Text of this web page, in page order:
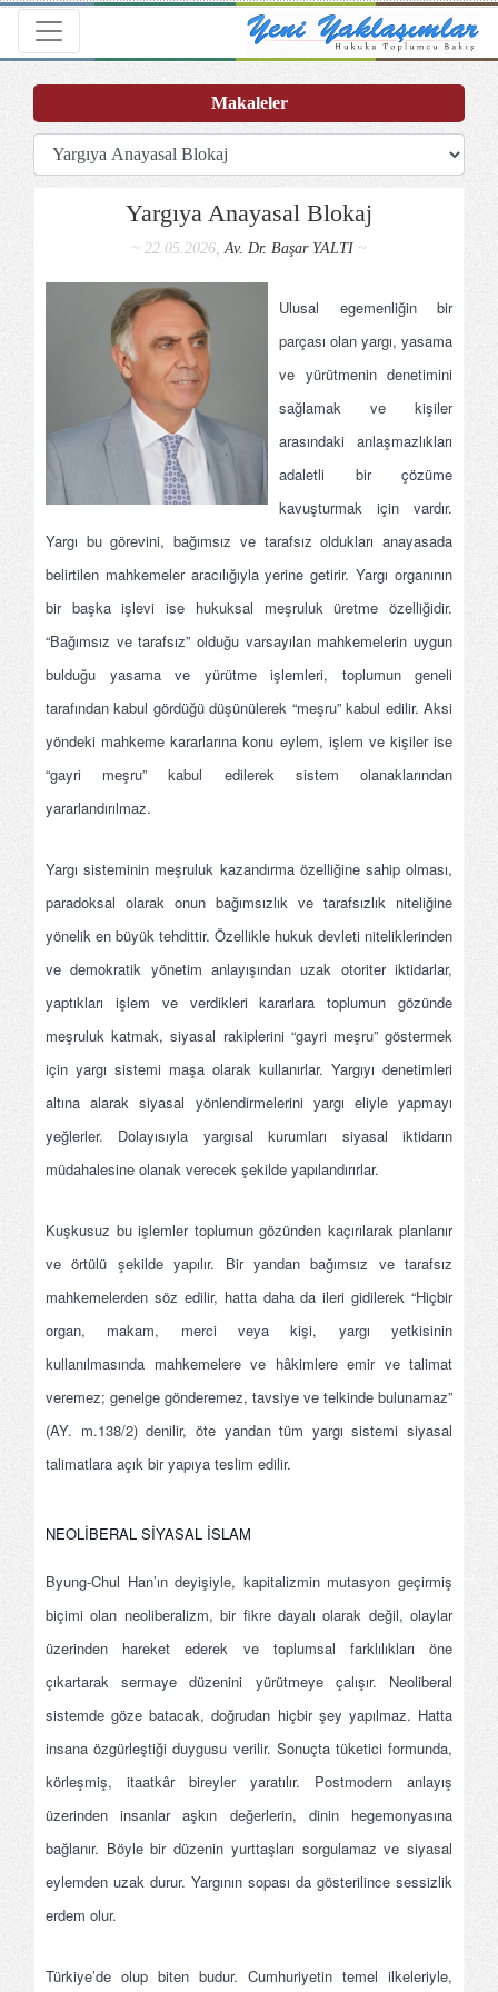
Toggle navigation
Yargıya Anayasal Blokaj
~ 22.05.2026,Av. Dr. Başar YALTI ~
Ulusal egemenliğin bir
parçası olan yargı, yasama
ve yürütmenin denetimini
sağlamak ve kişiler
arasındaki anlaşmazlıkları
adaletli bir çözüme
kavuşturmak için vardır.
Yargı bu görevini, bağımsız ve tarafsız oldukları anayasada
belirtilen mahkemeler aracılığıyla yerine getirir. Yargı organının
bir başka işlevi ise hukuksal meşruluk üretme özelliğidir.
“Bağımsız ve tarafsız” olduğu varsayılan mahkemelerin uygun
bulduğu yasama ve yürütme işlemleri, toplumun geneli
tarafından kabul gördüğü düşünülerek “meşru” kabul edilir. Aksi
yöndeki mahkeme kararlarına konu eylem, işlem ve kişiler ise
“gayri meşru” kabul edilerek sistem olanaklarından
yararlandırılmaz.
Yargı sisteminin meşruluk kazandırma özelliğine sahip olması,
paradoksal olarak onun bağımsızlık ve tarafsızlık niteliğine
yönelik en büyük tehdittir. Özellikle hukuk devleti niteliklerinden
ve demokratik yönetim anlayışından uzak otoriter iktidarlar,
yaptıkları işlem ve verdikleri kararlara toplumun gözünde
meşruluk katmak, siyasal rakiplerini “gayri meşru” göstermek
için yargı sistemi maşa olarak kullanırlar. Yargıyı denetimleri
altına alarak siyasal yönlendirmelerini yargı eliyle yapmayı
yeğlerler. Dolayısıyla yargısal kurumları siyasal iktidarın
müdahalesine olanak verecek şekilde yapılandırırlar.
Kuşkusuz bu işlemler toplumun gözünden kaçırılarak planlanır
ve örtülü şekilde yapılır. Bir yandan bağımsız ve tarafsız
mahkemelerden söz edilir, hatta daha da ileri gidilerek “Hiçbir
organ, makam, merci veya kişi, yargı yetkisinin
kullanılmasında mahkemelere ve hâkimlere emir ve talimat
veremez; genelge gönderemez, tavsiye ve telkinde bulunamaz”
(AY. m.138/2) denilir, öte yandan tüm yargı sistemi siyasal
talimatlara açık bir yapıya teslim edilir.
NEOLİBERAL SİYASAL İSLAM
Byung-Chul Han’ın deyişiyle, kapitalizmin mutasyon geçirmiş
biçimi olan neoliberalizm, bir fikre dayalı olarak değil, olaylar
üzerinden hareket ederek ve toplumsal farklılıkları öne
çıkartarak sermaye düzenini yürütmeye çalışır. Neoliberal
sistemde göze batacak, doğrudan hiçbir şey yapılmaz. Hatta
insana özgürleştiği duygusu verilir. Sonuçta tüketici formunda,
körleşmiş, itaatkâr bireyler yaratılır. Postmodern anlayış
üzerinden insanlar aşkın değerlerin, dinin hegemonyasına
bağlanır. Böyle bir düzenin yurttaşları sorgulamaz ve siyasal
eylemden uzak durur. Yargının sopası da gösterilince sessizlik
erdem olur.
Türkiye’de olup biten budur. Cumhuriyetin temel ilkeleriyle,
Makaleler